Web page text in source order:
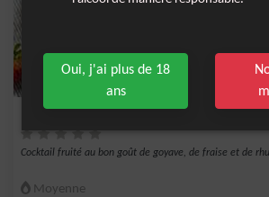
Cocktail fruité au bon goût de goyave, de fraise et de
Moyenne
Oui, j'ai plus de 18
ans